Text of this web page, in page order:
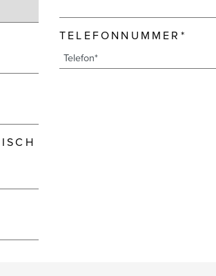
TELEFONNUMMER*